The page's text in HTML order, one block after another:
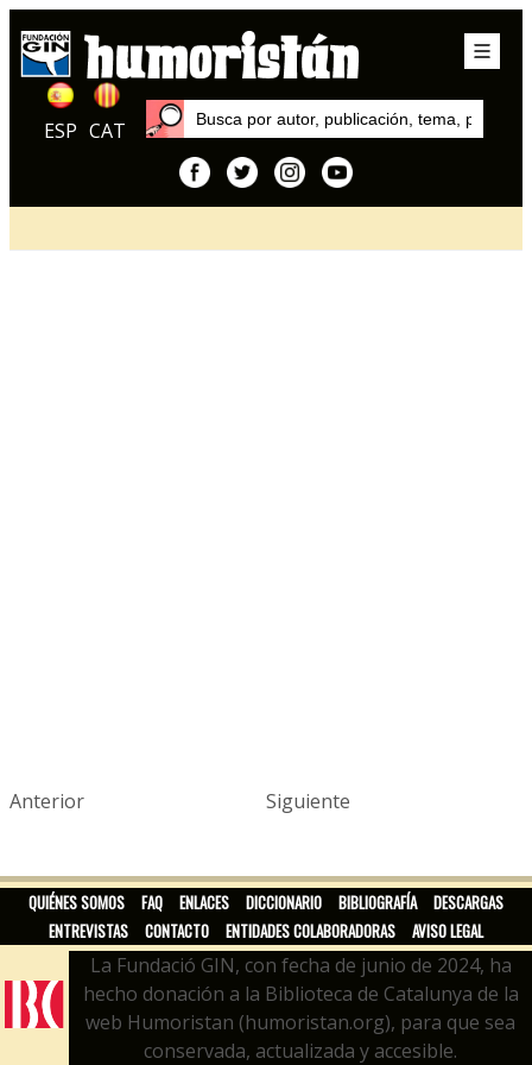
ESP CAT
Anterior Siguiente
QUIÉNES SOMOS FAQ ENLACES DICCIONARIO BIBLIOGRAFÍA
DESCARGAS
ENTREVISTAS
CONTACTO ENTIDADES COLABORADORAS AVISO LEGAL
La Fundació GIN, con fecha de junio de 2024, ha
hecho donación a la Biblioteca de Catalunya de la
web Humoristan (humoristan.org), para que sea
conservada, actualizada y accesible.